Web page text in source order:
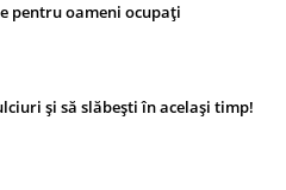
pentru oameni ocupați
și să slăbești în același timp!